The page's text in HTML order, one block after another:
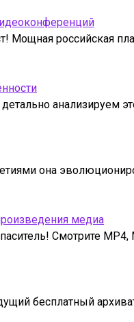
Мощная российская
анализируем
она
медиа
Смотрите MP4,
бесплатный